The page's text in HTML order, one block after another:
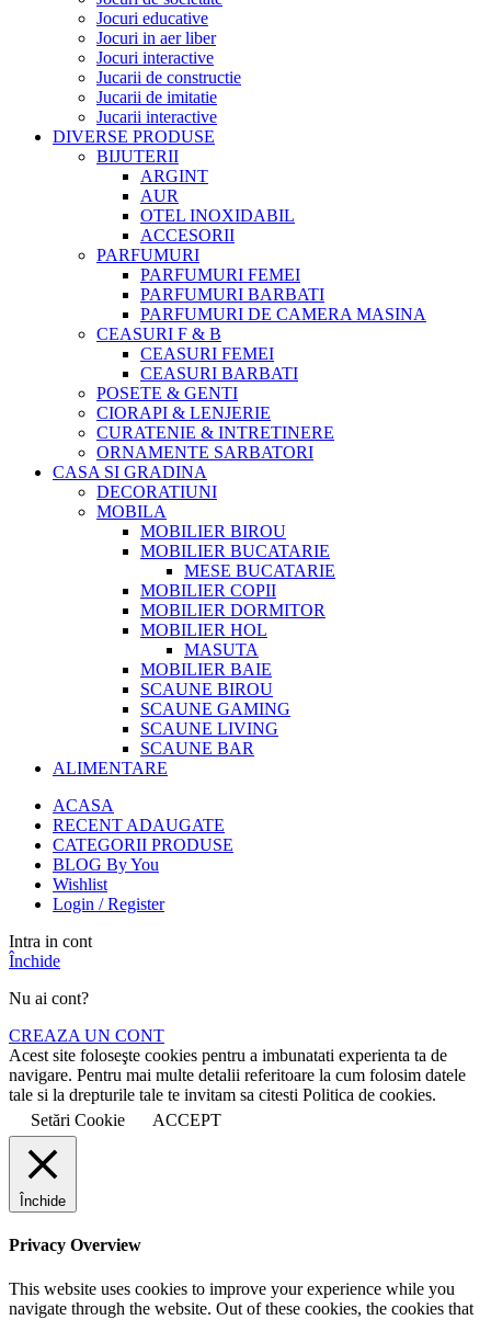
Jocuri educative
Jocuri in aer liber
Jocuri interactive
Jucarii de constructie
Jucarii de imitatie
Jucarii interactive
DIVERSE PRODUSE
BIJUTERII
ARGINT
AUR
OTEL INOXIDABIL
ACCESORII
PARFUMURI
PARFUMURI FEMEI
PARFUMURI BARBATI
PARFUMURI DE CAMERA MASINA
CEASURI F & B
CEASURI FEMEI
CEASURI BARBATI
POSETE & GENTI
CIORAPI & LENJERIE
CURATENIE & INTRETINERE
ORNAMENTE SARBATORI
CASA SI GRADINA
DECORATIUNI
MOBILA
MOBILIER BIROU
MOBILIER BUCATARIE
MESE BUCATARIE
MOBILIER COPII
MOBILIER DORMITOR
MOBILIER HOL
MASUTA
MOBILIER BAIE
SCAUNE BIROU
SCAUNE GAMING
SCAUNE LIVING
SCAUNE BAR
ALIMENTARE
ACASA
RECENT ADAUGATE
CATEGORII PRODUSE
BLOG By You
Wishlist
Login / Register
Intra in cont
Închide
Nu ai cont?
CREAZA UN CONT
Acest site foloseşte cookies pentru a imbunatati experienta ta de
navigare. Pentru mai multe detalii referitoare la cum folosim datele
tale si la drepturile tale te invitam sa citesti Politica de cookies.
Setări Cookie
ACCEPT
Închide
Privacy Overview
This website uses cookies to improve your experience while you
navigate through the website. Out of these cookies, the cookies that